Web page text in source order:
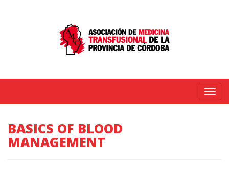
Menú
BASICS OF BLOOD
MANAGEMENT